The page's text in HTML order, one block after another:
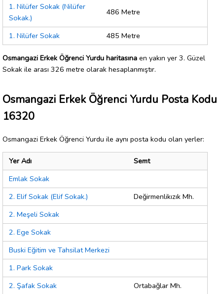
1. Nilüfer Sokak (Nilüfer
Sokak.)
486 Metre
1. Nilüfer Sokak 485 Metre
Osmangazi Erkek Öğrenci Yurdu haritasına en yakın yer 3. Güzel
Sokak ile arası 326 metre olarak hesaplanmıştır.
Osmangazi Erkek Öğrenci Yurdu Posta Kodu
16320
Osmangazi Erkek Öğrenci Yurdu ile aynı posta kodu olan yerler:
Yer Adı
Semt
Emlak Sokak
2. Elif Sokak (Elif Sokak.)
Değirmenlikızık Mh.
2. Meşeli Sokak
2. Ege Sokak
Buski Eğitim ve Tahsilat Merkezi
1. Park Sokak
2. Şafak Sokak
Ortabağlar Mh.